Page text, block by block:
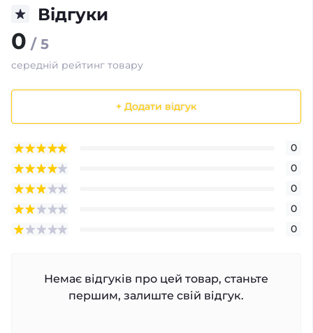
Відгуки
0 / 5
середній рейтинг товару
+ Додати відгук
0
0
0
0
0
Немає відгуків про цей товар, станьте
першим, залиште свій відгук.